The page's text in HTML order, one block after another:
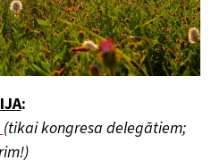
:
(tikai kongresa delegātiem;